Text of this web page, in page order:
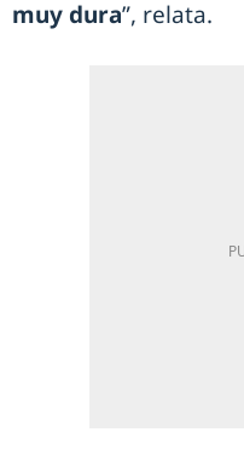
muy dura”, relata.